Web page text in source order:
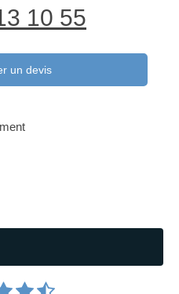
10 55
un devis